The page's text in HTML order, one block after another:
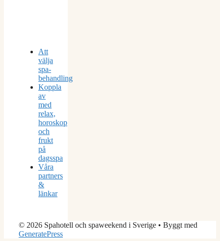
Att
välja
spa-
behandling
Koppla
av
med
relax,
horoskop
och
frukt
på
dagsspa
Våra
partners
&
länkar
© 2026 Spahotell och spaweekend i Sverige • Byggt med
GeneratePress